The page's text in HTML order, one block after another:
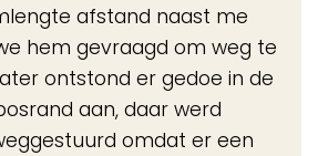
afstand naast me
hem gevraagd om weg te
ontstond er gedoe in de
aan, daar werd
omdat er een